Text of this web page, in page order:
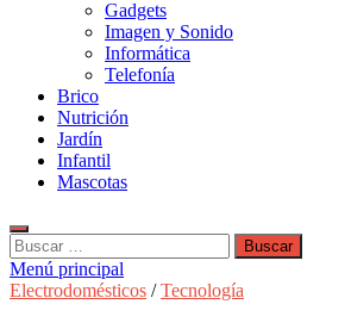
Gadgets
Imagen y Sonido
Informática
Telefonía
Brico
Nutrición
Jardín
Infantil
Mascotas
Buscar:
Menú principal
Electrodomésticos /Tecnología